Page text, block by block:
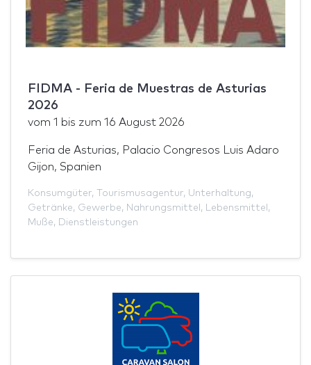
FIDMA - Feria de Muestras de Asturias
2026
vom 1 bis zum 16 August 2026
Feria de Asturias, Palacio Congresos Luis Adaro
Gijon, Spanien
Konsumgüter, Tourismusagentur, Unterhaltung,
Getränke, Gewerbe, Nahrungsmittel , Lebensmittel ,
Muße, Dienstleistungen